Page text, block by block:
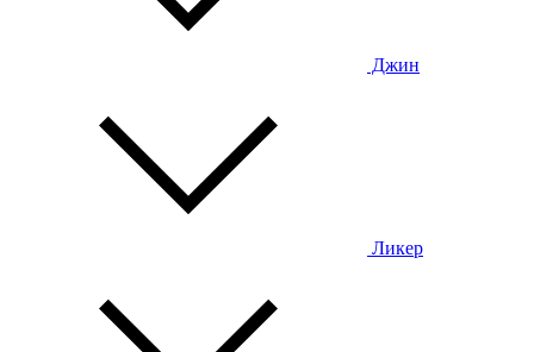
Джин
Ликер